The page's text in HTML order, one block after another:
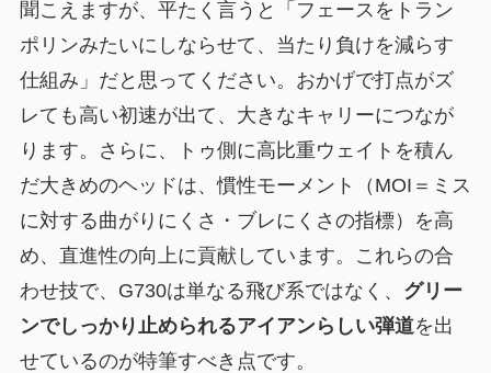
聞こえますが、平たく言うと「フェースをトラン
ポリンみたいにしならせて、当たり負けを減らす
仕組み」だと思ってください。おかげで打点がズ
レても高い初速が出て、大きなキャリーにつなが
ります。さらに、トゥ側に高比重ウェイトを積ん
だ大きめのヘッドは、慣性モーメント（MOI＝ミス
に対する曲がりにくさ・ブレにくさの指標）を高
め、直進性の向上に貢献しています。これらの合
わせ技で、G730は単なる飛び系ではなく、 グリー
ンでしっかり止められるアイアンらしい弾道を出
せているのが特筆すべき点です。